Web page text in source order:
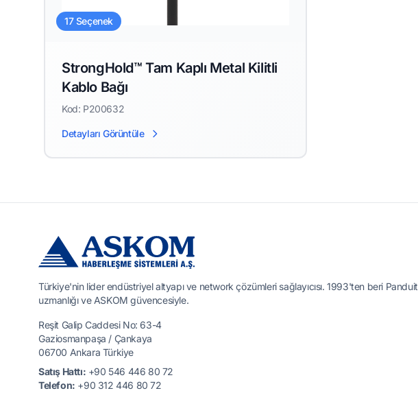
17 Seçenek
StrongHold™ Tam Kaplı Metal Kilitli
Kablo Bağı
Kod: P200632
Detayları Görüntüle
Türkiye'nin lider endüstriyel altyapı ve network çözümleri sağlayıcısı. 1993'ten beri Panduit
uzmanlığı ve ASKOM güvencesiyle.
Reşit Galip Caddesi No: 63-4
Gaziosmanpaşa / Çankaya
06700 Ankara Türkiye
Satış Hattı: +90 546 446 80 72
Telefon: +90 312 446 80 72